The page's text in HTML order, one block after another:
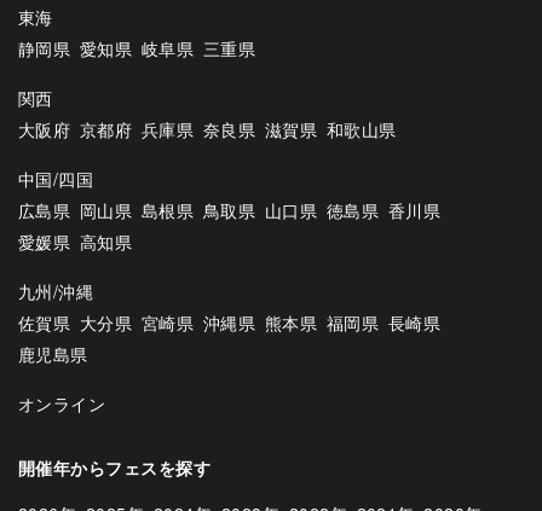
東海
静岡県 愛知県 岐阜県 三重県
関西
大阪府 京都府 兵庫県 奈良県 滋賀県 和歌山県
中国/四国
広島県 岡山県 島根県 鳥取県 山口県 徳島県 香川県
愛媛県 高知県
九州/沖縄
佐賀県 大分県 宮崎県 沖縄県 熊本県 福岡県 長崎県
鹿児島県
オンライン
開催年からフェスを探す